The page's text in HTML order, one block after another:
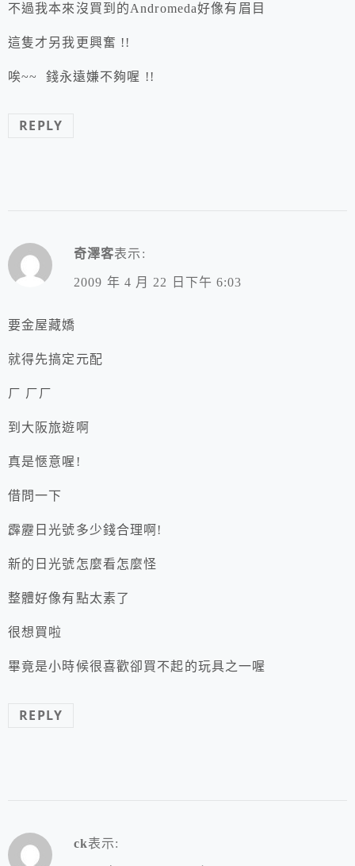
不過我本來沒買到的Andromeda好像有眉目
這隻才另我更興奮 !!
唉~~ 錢永遠嫌不夠喔 !!
REPLY
奇澤客表示:
2009 年 4 月 22 日下午 6:03
要金屋藏嬌
就得先搞定元配
ㄏ ㄏㄏ
到大阪旅遊啊
真是愜意喔!
借問一下
霹靂日光號多少錢合理啊!
新的日光號怎麼看怎麼怪
整體好像有點太素了
很想買啦
畢竟是小時候很喜歡卻買不起的玩具之一喔
REPLY
ck表示: